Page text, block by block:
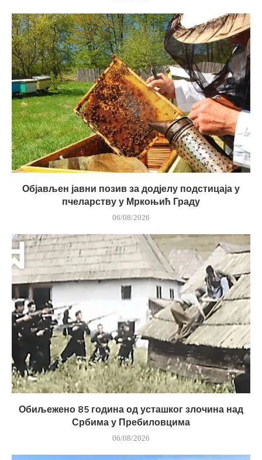
Објављен јавни позив за додјелу подстицаја у
пчеларству у Мркоњић Граду
06/08/2026
Обиљежено 85 година од усташког злочина над
Србима у Пребиловцима
06/08/2026